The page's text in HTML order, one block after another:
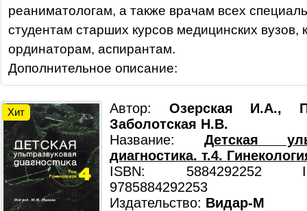
реаниматологам, а также врачам всех
студентам старших курсов медицинских вузов,
ординаторам, аспирантам.
Дополнительное описание:
Хит Автор: Озерская И.А.,
Заболотская Н.В.
Название: Детская
диагностика. т.4.
ISBN: 5884292252
9785884292253
Издательство: Видар-М